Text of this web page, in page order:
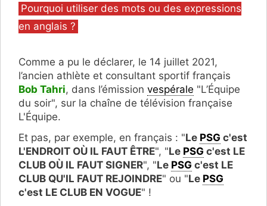
Catégories
Pourquoi utiliser des mots ou des expressions
en anglais ?
Comme a pu le déclarer, le 14 juillet 2021,
l’ancien athlète et consultant sportif français
Bob Tahri, dans l’émission vespérale "L’Équipe
du soir", sur la chaîne de télévision française
L'Équipe.
Et pas, par exemple, en français : "Le PSG c'est
L'ENDROIT OÙ IL FAUT ÊTRE", "Le PSG c'est LE
CLUB OÙ IL FAUT SIGNER", "Le PSG c'est LE
CLUB QU'IL FAUT REJOINDRE" ou "Le PSG
c'est LE CLUB EN VOGUE" !